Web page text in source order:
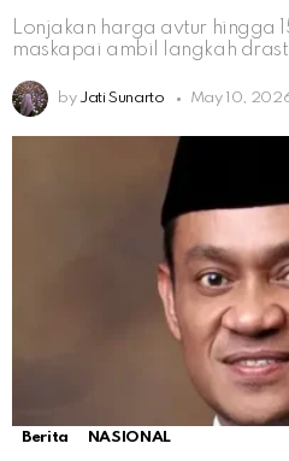
Lonjakan harga avtur hingga
maskapai ambil langkah
by Jati Sunarto May 10,
Berita NASIONAL